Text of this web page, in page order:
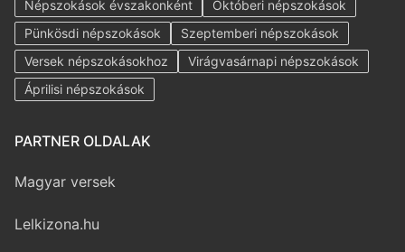
Népszokások évszakonként
Októberi népszokások
Pünkösdi népszokások
Szeptemberi népszokások
Versek népszokásokhoz
Virágvasárnapi népszokások
Áprilisi népszokások
PARTNER OLDALAK
Magyar versek
Lelkizona.hu